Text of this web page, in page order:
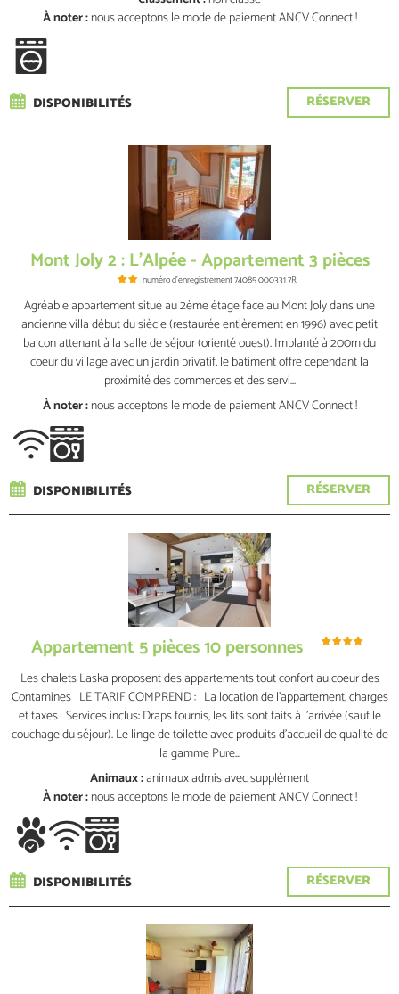
À noter :nous acceptons le mode de paiement ANCV Connect !
RÉSERVER
DISPONIBILITÉS
Mont Joly 2 : L'Alpée - Appartement 3 pièces
numéro d'enregistrement74085 000331 7R
Agréable appartement situé au 2ème étage face au Mont Joly dans une
ancienne villa début du siècle (restaurée entièrement en 1996) avec petit
balcon attenant à la salle de séjour (orienté ouest). Implanté à 200m du
coeur du village avec un jardin privatif, le batiment offre cependant la
proximité des commerces et des servi...
À noter :nous acceptons le mode de paiement ANCV Connect !
RÉSERVER
DISPONIBILITÉS
Appartement 5 pièces 10 personnes
Les chalets Laska proposent des appartements tout confort au coeur des
Contamines LE TARIF COMPREND : La location de l'appartement, charges
et taxes Services inclus: Draps fournis, les lits sont faits à l'arrivée (sauf le
couchage du séjour). Le linge de toilette avec produits d’accueil de qualité de
la gamme Pure...
Animaux :animaux admisavec supplément
À noter :nous acceptons le mode de paiement ANCV Connect !
RÉSERVER
DISPONIBILITÉS